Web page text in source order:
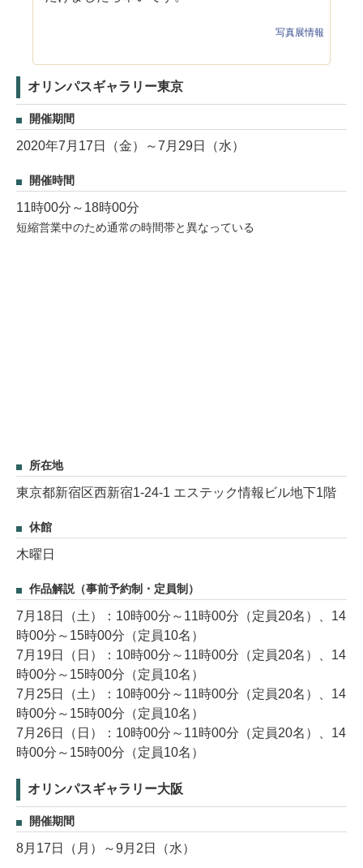
写真展情報
オリンパスギャラリー東京
開催期間
2020年7月17日（金）～7月29日（水）
開催時間
11時00分～18時00分
短縮営業中のため通常の時間帯と異なっている
所在地
東京都新宿区西新宿1-24-1 エステック情報ビル地下1階
休館
木曜日
作品解説（事前予約制・定員制）
7月18日（土）：10時00分～11時00分（定員20名）、14
時00分～15時00分（定員10名）
7月19日（日）：10時00分～11時00分（定員20名）、14
時00分～15時00分（定員10名）
7月25日（土）：10時00分～11時00分（定員20名）、14
時00分～15時00分（定員10名）
7月26日（日）：10時00分～11時00分（定員20名）、14
時00分～15時00分（定員10名）
オリンパスギャラリー大阪
開催期間
8月17日（月）～9月2日（水）